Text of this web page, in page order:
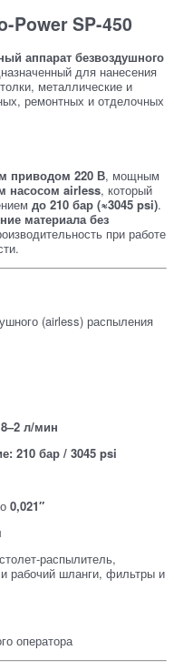
Power SP-450
аппарат безвоздушного
для нанесения
металлические и
ремонтных и отделочных
приводом 220 В, мощным
насосом airless, который
до 210 бар (≈3045 psi).
материала без
при работе
(airless) распыления
л/мин
210 бар / 3045 psi
0,021″
распылитель,
рабочий шланги, фильтры и
оператора